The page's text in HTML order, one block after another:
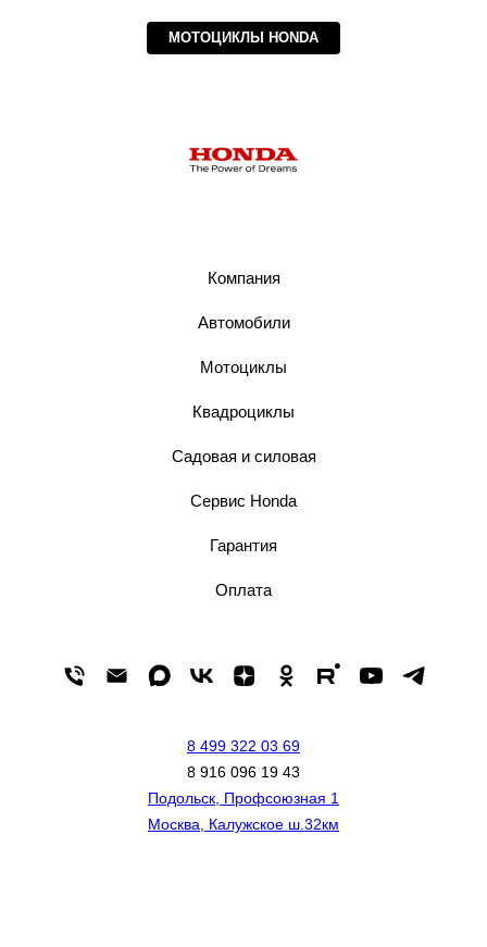
МОТОЦИКЛЫ HONDA
Компания
Автомобили
Мотоциклы
Квадроциклы
Садовая и силовая
Сервис Honda
Гарантия
Оплата
8 499 322 03 69
8 916 096 19 43
Подольск, Профсоюзная 1
Москва, Калужское ш.32км